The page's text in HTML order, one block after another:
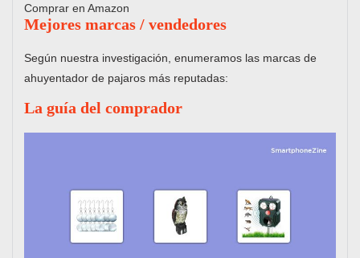
Comprar en Amazon
Mejores marcas / vendedores
Según nuestra investigación, enumeramos las marcas de
ahuyentador de pajaros más reputadas:
La guía del comprador